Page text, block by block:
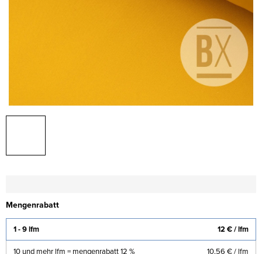
Mengenrabatt
1 - 9 lfm 12 €/ lfm
10 und mehr lfm = mengenrabatt 12 % 10,56 €/ lfm